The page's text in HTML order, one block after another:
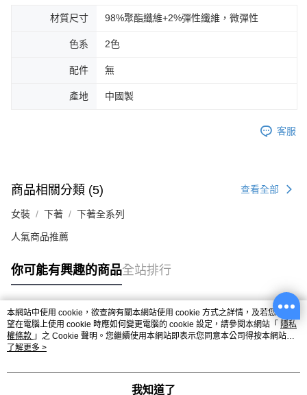
材質尺寸 98%聚酯纖維+2%彈性纖維，微彈性
色系 2色
配件 無
產地 中國製
客服
商品相關分類 (5) 查看全部
女裝 下著 下著全系列
人氣商品推薦
你可能有興趣的商品全站排行
熱門標籤
本網站中使用 cookie，欲查詢有關本網站使用 cookie 方式之詳情，及若您不希
望在電腦上使用 cookie 時應如何變更電腦的 cookie 設定，請參閱本網站「 隱私
權條款 」之 Cookie 聲明。您繼續使用本網站即表示您同意本公司得按本網站使
用條款之 Cookie 聲明使用 cookie。
了解更多 >
我知道了